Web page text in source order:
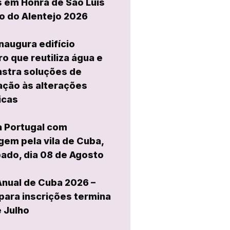
em Honra de São Luís
do Alentejo 2026
edifício
que reutiliza água e
soluções de
às alterações
Portugal com
pela vila de Cuba,
dia 08 de Agosto
de Cuba 2026 –
inscrições termina
Julho